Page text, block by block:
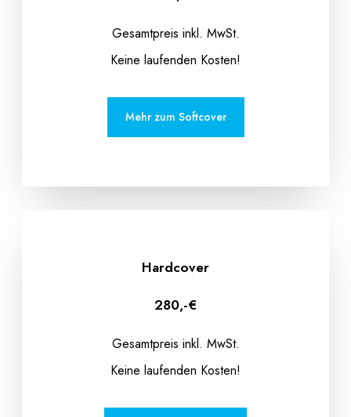
Gesamtpreis inkl. MwSt.
Keine laufenden Kosten!
Mehr zum Softcover
Hardcover
280,-€
Gesamtpreis inkl. MwSt.
Keine laufenden Kosten!